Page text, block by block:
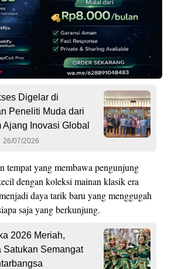
Digelar di
Peneliti Muda dari
Inovasi Global
26/07/2026
tempat yang membawa pengunjung
dengan koleksi mainan klasik era
daya tarik baru yang menggugah
saja yang berkunjung.
2026 Meriah,
Satukan Semangat